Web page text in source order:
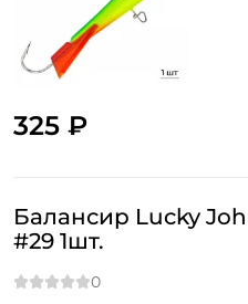
325 ₽
Балансир Lucky
#29 1шт.